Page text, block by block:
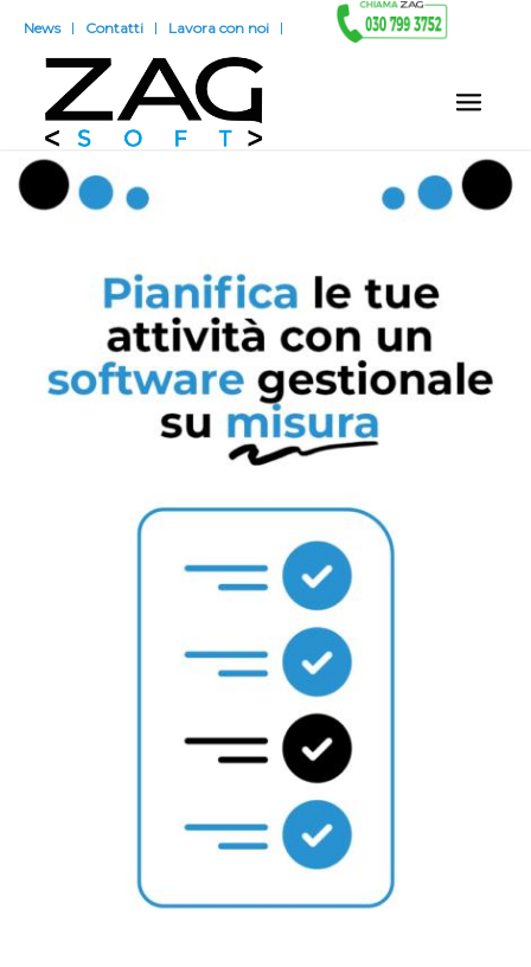
News Contatti Lavora con noi